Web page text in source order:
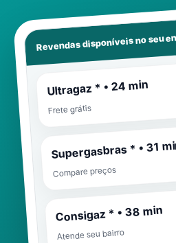
Revendas disponíveis no seu
Ultragaz * • 24 min
Frete grátis
Supergasbras * • 31
Compare preços
Consigaz * • 38 min
Atende seu bairro